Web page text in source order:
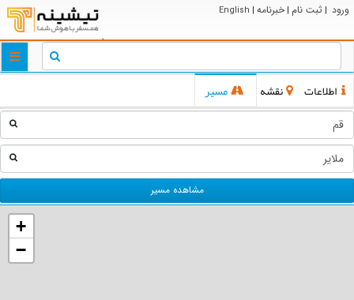
ورود | ثبت نام | خبرنامه |
English
اطلاعات نقشه مسیر
مشاهده مسیر
+
−